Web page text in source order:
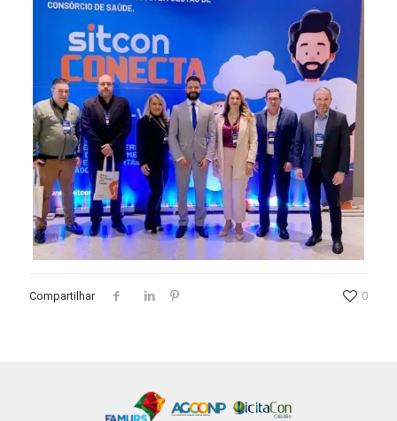
Compartilhar 0